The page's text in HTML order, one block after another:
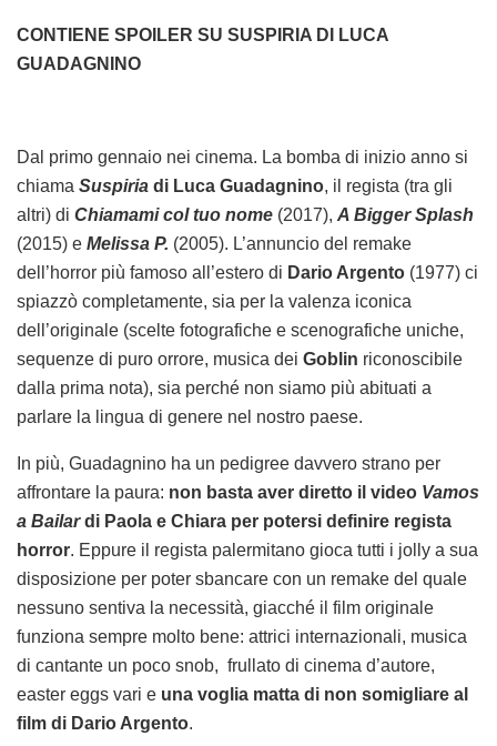
CONTIENE SPOILER SU SUSPIRIA DI LUCA
GUADAGNINO
Dal primo gennaio nei cinema. La bomba di inizio anno si
chiama Suspiria di Luca Guadagnino, il regista (tra gli
altri) di Chiamami col tuo nome (2017), A Bigger Splash
(2015) e Melissa P. (2005). L’annuncio del remake
dell’horror più famoso all’estero di Dario Argento (1977) ci
spiazzò completamente, sia per la valenza iconica
dell’originale (scelte fotografiche e scenografiche uniche,
sequenze di puro orrore, musica dei Goblin riconoscibile
dalla prima nota), sia perché non siamo più abituati a
parlare la lingua di genere nel nostro paese.
In più, Guadagnino ha un pedigree davvero strano per
affrontare la paura: non basta aver diretto il video Vamos
a Bailardi Paola e Chiara per potersi definire regista
horror. Eppure il regista palermitano gioca tutti i jolly a sua
disposizione per poter sbancare con un remake del quale
nessuno sentiva la necessità, giacché il film originale
funziona sempre molto bene: attrici internazionali, musica
di cantante un poco snob, frullato di cinema d’autore,
easter eggs vari e una voglia matta di non somigliare al
film di Dario Argento.